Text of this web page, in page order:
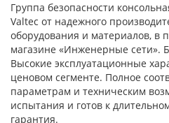
Группа безопасности
Valtec от надежного
оборудования и материалов, в
магазине «Инженерные сети».
Высокие эксплуатационные
ценовом сегменте. Полное
параметрам и техническим
испытания и готов к
гарантия.